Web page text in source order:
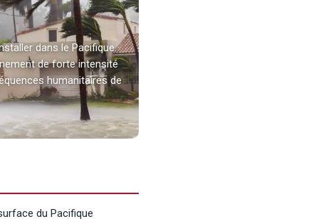
dans le Pacifique.
de forte intensité
humanitaires de
du Pacifique